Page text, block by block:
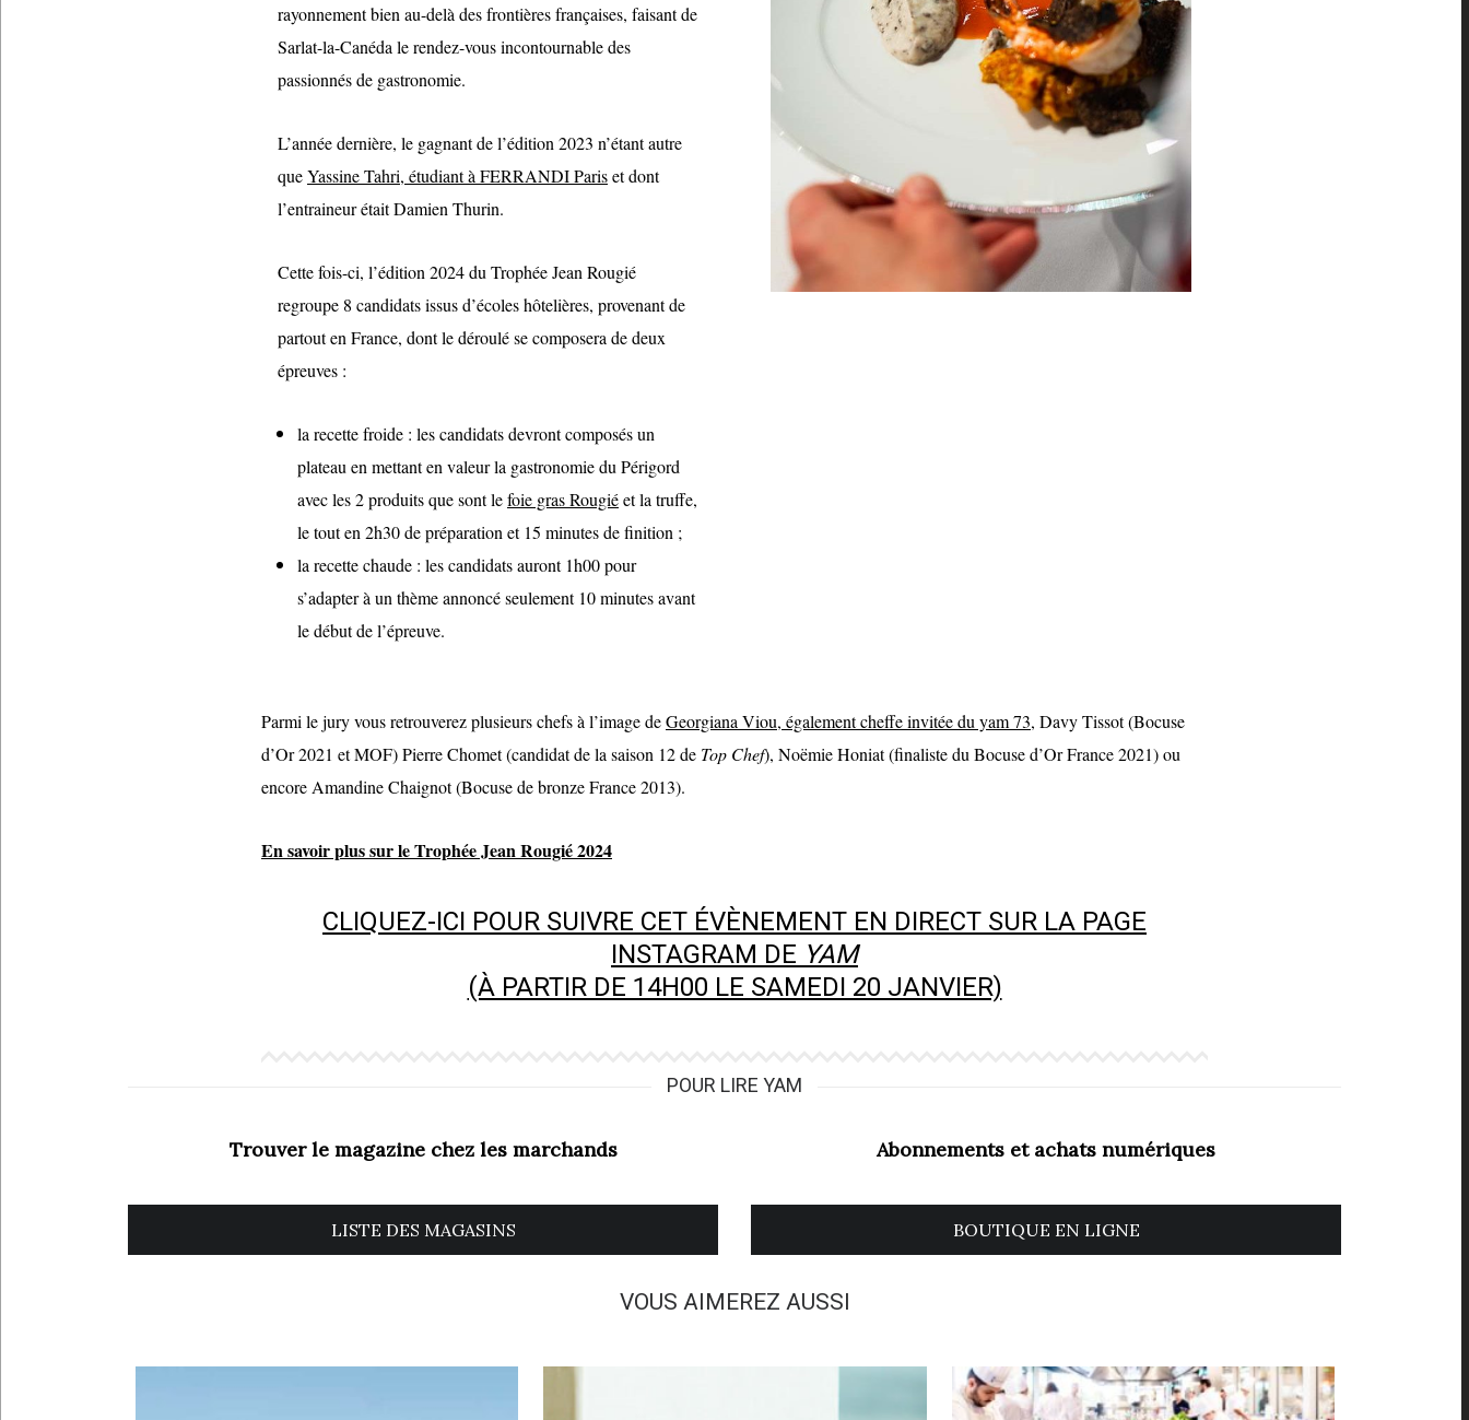
rayonnement bien au-delà des frontières françaises, faisant de
Sarlat-la-Canéda le rendez-vous incontournable des
passionnés de gastronomie.
L’année dernière, le gagnant de l’édition 2023 n’étant autre
queYassine Tahri, étudiant à FERRANDI Pariset dont
l’entraineur était Damien Thurin.
Cette fois-ci, l’édition 2024 du Trophée Jean Rougié
regroupe 8 candidats issus d’écoles hôtelières, provenant de
partout en France, dont le déroulé se composera de deux
épreuves :
la recette froide : les candidats devront composés un
plateau en mettant en valeur la gastronomie du Périgord
avec les 2 produits que sont lefoie gras Rougiéet la truffe,
le tout en 2h30 de préparation et 15 minutes de finition ;
la recette chaude : les candidats auront 1h00 pour
s’adapter à un thème annoncé seulement 10 minutes avant
le début de l’épreuve.
Parmi le jury vous retrouverez plusieurs chefs à l’image deGeorgiana Viou, également cheffe invitée du yam 73, Davy Tissot (Bocuse
d’Or 2021 et MOF) Pierre Chomet (candidat de la saison 12 de Top Chef), Noëmie Honiat (finaliste du Bocuse d’Or France 2021) ou
encore Amandine Chaignot (Bocuse de bronze France 2013).
En savoir plus sur le Trophée Jean Rougié 2024
CLIQUEZ-ICI POUR SUIVRE CET ÉVÈNEMENT EN DIRECT SUR LA PAGE
INSTAGRAM DE YAM
(À PARTIR DE 14H00 LE SAMEDI 20 JANVIER)
POUR LIRE YAM
Trouver le magazine chez les marchands
LISTE DES MAGASINS
Abonnements et achats numériques
BOUTIQUE EN LIGNE
VOUS AIMEREZ AUSSI